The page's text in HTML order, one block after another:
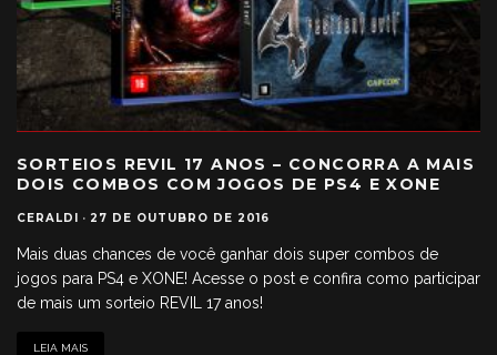
SORTEIOS REVIL 17 ANOS – CONCORRA A MAIS
DOIS COMBOS COM JOGOS DE PS4 E XONE
CERALDI · 27 DE OUTUBRO DE 2016
Mais duas chances de você ganhar dois super combos de
jogos para PS4 e XONE! Acesse o post e confira como participar
de mais um sorteio REVIL 17 anos!
LEIA MAIS